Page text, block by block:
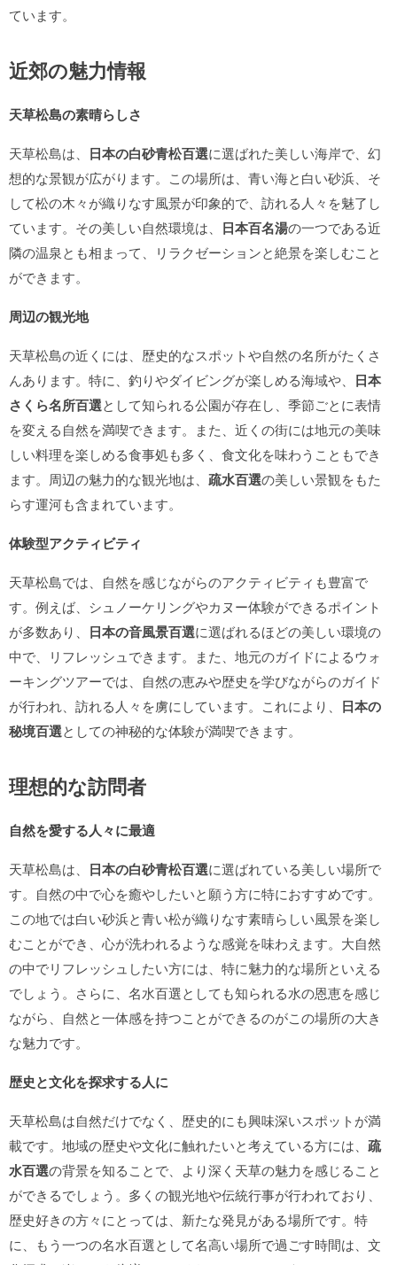
ています。
近郊の魅力情報
天草松島の素晴らしさ
天草松島は、 日本の白砂青松百選に選ばれた美しい海岸で、幻
想的な景観が広がります。この場所は、青い海と白い砂浜、そ
して松の木々が織りなす風景が印象的で、訪れる人々を魅了し
ています。その美しい自然環境は、 日本百名湯の一つである近
隣の温泉とも相まって、リラクゼーションと絶景を楽しむこと
ができます。
周辺の観光地
天草松島の近くには、歴史的なスポットや自然の名所がたくさ
んあります。特に、釣りやダイビングが楽しめる海域や、 日本
さくら名所百選として知られる公園が存在し、季節ごとに表情
を変える自然を満喫できます。また、近くの街には地元の美味
しい料理を楽しめる食事処も多く、食文化を味わうこともでき
ます。周辺の魅力的な観光地は、 疏水百選の美しい景観をもた
らす運河も含まれています。
体験型アクティビティ
天草松島では、自然を感じながらのアクティビティも豊富で
す。例えば、シュノーケリングやカヌー体験ができるポイント
が多数あり、 日本の音風景百選に選ばれるほどの美しい環境の
中で、リフレッシュできます。また、地元のガイドによるウォ
ーキングツアーでは、自然の恵みや歴史を学びながらのガイド
が行われ、訪れる人々を虜にしています。これにより、 日本の
秘境百選としての神秘的な体験が満喫できます。
理想的な訪問者
自然を愛する人々に最適
天草松島は、 日本の白砂青松百選に選ばれている美しい場所で
す。自然の中で心を癒やしたいと願う方に特におすすめです。
この地では白い砂浜と青い松が織りなす素晴らしい風景を楽し
むことができ、心が洗われるような感覚を味わえます。大自然
の中でリフレッシュしたい方には、特に魅力的な場所といえる
でしょう。さらに、名水百選としても知られる水の恩恵を感じ
ながら、自然と一体感を持つことができるのがこの場所の大き
な魅力です。
歴史と文化を探求する人に
天草松島は自然だけでなく、歴史的にも興味深いスポットが満
載です。地域の歴史や文化に触れたいと考えている方には、 疏
水百選の背景を知ることで、より深く天草の魅力を感じること
ができるでしょう。多くの観光地や伝統行事が行われており、
歴史好きの方々にとっては、新たな発見がある場所です。特
に、もう一つの名水百選として名高い場所で過ごす時間は、文